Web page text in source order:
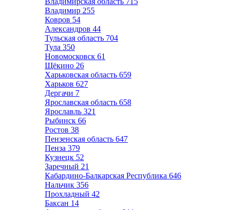
Владимир 255
Ковров 54
Александров 44
Тульская область 704
Тула 350
Новомосковск 61
Щёкино 26
Харьковская область 659
Харьков 627
Дергачи 7
Ярославская область 658
Ярославль 321
Рыбинск 66
Ростов 38
Пензенская область 647
Пенза 379
Кузнецк 52
Заречный 21
Кабардино-Балкарская Республика 646
Нальчик 356
Прохладный 42
Баксан 14